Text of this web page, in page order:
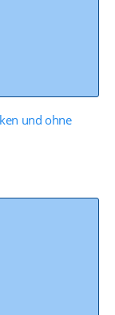
und ohne